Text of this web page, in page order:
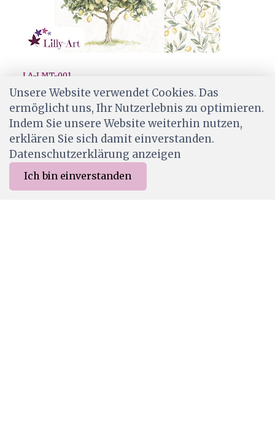
Merkliste Menu
LA-LMT-001
Lilly-Art Designpapier Lemon Tree
CHF 2.00
Ab Lager
Unsere Website verwendet Cookies. Das
ermöglicht uns, Ihr Nutzerlebnis zu optimieren.
Indem Sie unsere Website weiterhin nutzen,
erklären Sie sich damit einverstanden.
Datenschutzerklärung anzeigen
Ich bin einverstanden